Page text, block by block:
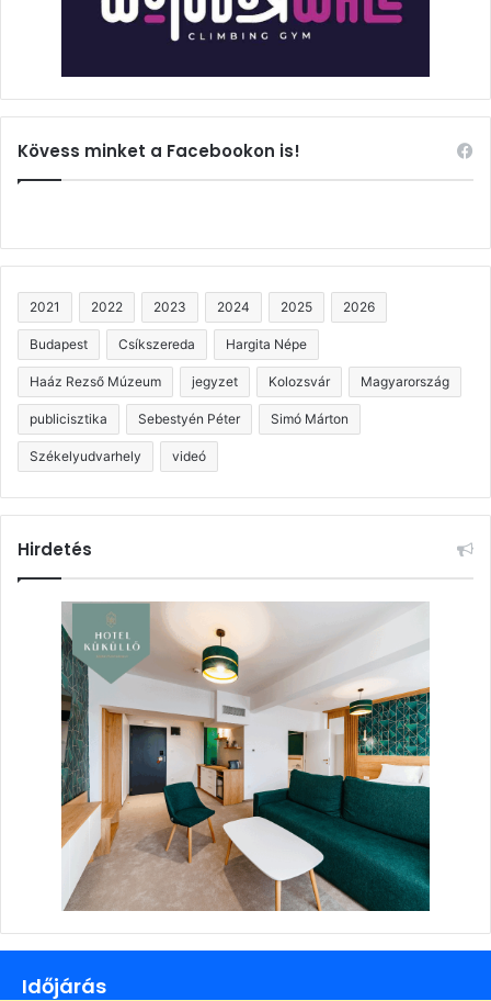
Kövess minket a Facebookon is!
2021 2022 2023 2024 2025 2026
Budapest Csíkszereda Hargita Népe
Haáz Rezső Múzeum jegyzet Kolozsvár Magyarország
publicisztika Sebestyén Péter Simó Márton
Székelyudvarhely videó
Hirdetés
Időjárás